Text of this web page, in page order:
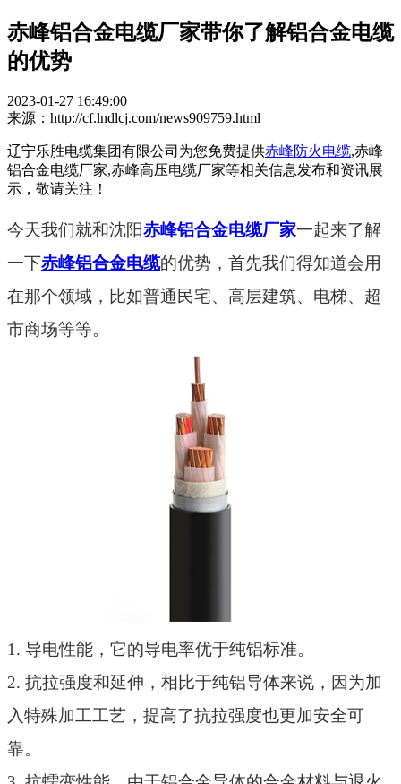
赤峰铝合金电缆厂家带你了解铝合金电缆
的优势
2023-01-27 16:49:00
来源：http://cf.lndlcj.com/news909759.html
辽宁乐胜电缆集团有限公司为您免费提供赤峰防火电缆,赤峰
铝合金电缆厂家,赤峰高压电缆厂家等相关信息发布和资讯展
示，敬请关注！
今天我们就和沈阳赤峰铝合金电缆厂家一起来了解
一下赤峰铝合金电缆的优势，首先我们得知道会用
在那个领域，比如普通民宅、高层建筑、电梯、超
市商场等等。
1. 导电性能，它的导电率优于纯铝标准。
2. 抗拉强度和延伸，相比于纯铝导体来说，因为加
入特殊加工工艺，提高了抗拉强度也更加安全可
靠。